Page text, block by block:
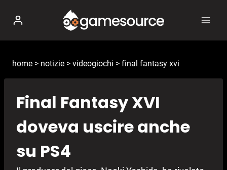
contenuto
home > notizie > videogiochi > final fantasy xvi
Final Fantasy XVI
doveva uscire anche
su PS4